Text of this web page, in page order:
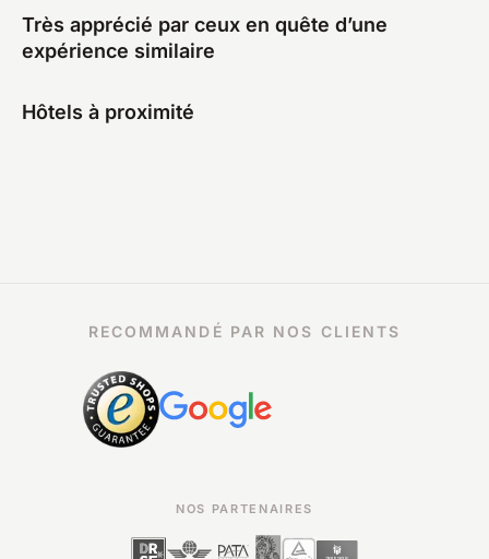
Très apprécié par ceux en quête d’une
expérience similaire
Hôtels à proximité
RECOMMANDÉ PAR NOS CLIENTS
NOS PARTENAIRES